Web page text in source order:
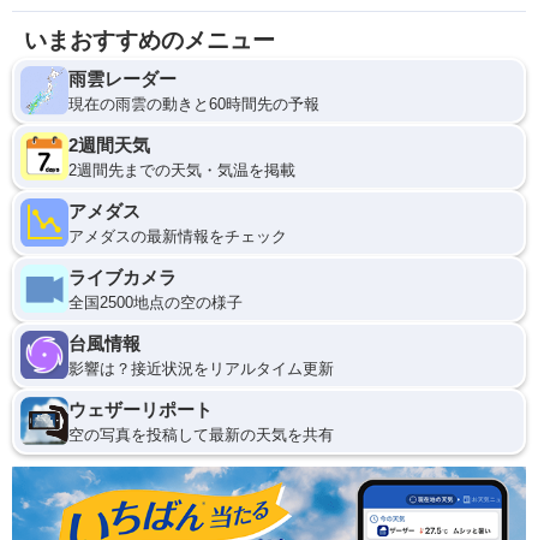
いまおすすめのメニュー
雨雲レーダー
現在の雨雲の動きと60時間先の予報
2週間天気
2週間先までの天気・気温を掲載
アメダス
アメダスの最新情報をチェック
ライブカメラ
全国2500地点の空の様子
台風情報
影響は？接近状況をリアルタイム更新
ウェザーリポート
空の写真を投稿して最新の天気を共有